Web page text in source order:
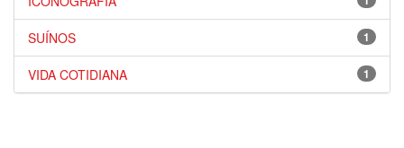
1
SUÍNOS
1
VIDA COTIDIANA